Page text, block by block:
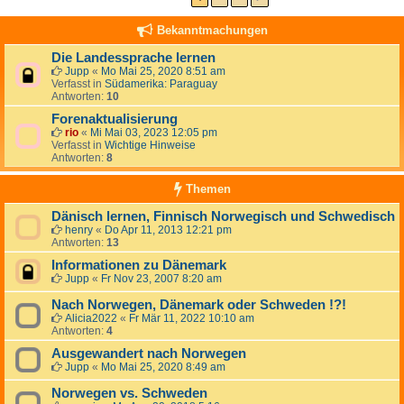
Bekanntmachungen
Die Landessprache lernen
Jupp « Mo Mai 25, 2020 8:51 am
Verfasst in Südamerika: Paraguay
Antworten: 10
Forenaktualisierung
rio « Mi Mai 03, 2023 12:05 pm
Verfasst in Wichtige Hinweise
Antworten: 8
Themen
Dänisch lernen, Finnisch Norwegisch und Schwedisch
henry « Do Apr 11, 2013 12:21 pm
Antworten: 13
Informationen zu Dänemark
Jupp « Fr Nov 23, 2007 8:20 am
Nach Norwegen, Dänemark oder Schweden !?!
Alicia2022 « Fr Mär 11, 2022 10:10 am
Antworten: 4
Ausgewandert nach Norwegen
Jupp « Mo Mai 25, 2020 8:49 am
Norwegen vs. Schweden